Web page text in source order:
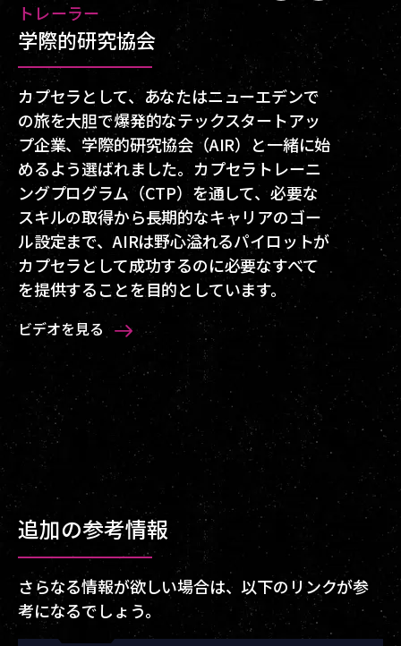
トレーラー
学際的研究協会
カプセラとして、あなたはニューエデンで
の旅を大胆で爆発的なテックスタートアッ
プ企業、学際的研究協会（AIR）と一緒に始
めるよう選ばれました。カプセラトレーニ
ングプログラム（CTP）を通して、必要な
スキルの取得から長期的なキャリアのゴー
ル設定まで、AIRは野心溢れるパイロットが
カプセラとして成功するのに必要なすべて
を提供することを目的としています。
ビデオを見る
探検家
探索には夢がある
何から始めるか決めてしまえば、あなたと
星々のあいだを遮るものは一切ありませ
ん。EVE Onlineで探索の道を選んだら、宇
宙船に乗って、遥か彼方にある神秘的で美
しく、ときに危険な未知の宇宙へ旅に出る
のです。
ビデオを見る
EVEアカデミ
選択肢を見つけよう
このチュートリアル動画とゲーム内チュー
トリアルの両方を活用して、EVE Onlineに
おける天職を見つけましょう。キャラクタ
ー作成に関する情報や艦載AIの『オー
ラ』、そして非常に多様なキャリアパスを
紹介しているので、この動画を見れば、あ
る程度の将来像を持てるようになれます。
エースソロパイロット？ 海賊行為を働く傭
兵？ あるいはコーポレーションのCEO？ そ
れ以外の道もあります。決めるのはあなた
です。
ビデオを見る
インダストリアリスト
採掘と資源採取
ニューエデンで何かを作るのに必要な原材
料の多くは、ほぼすべてのシステムに存在
するアステロイドや鉱石サイトで見つける
ことができます。宇宙を探索していると、
ガス雲やアイスベルト、衛星、さらには船
の残骸をサルベージするチャンスなどに遭
遇し、それぞれ資源を収集することができ
ます。そのうちに、さまざまな産業プロセ
スで使用する、膨大な量の資源を採掘、収
集する方法が分かってくるはずです。とは
いえ、資源採取を始めるだけなら簡単で
す。
ビデオを見る
- インダストリアリスト
高度なマーケットでのトレードと投
資
公開マーケットでのトレードは、一度に大
量の商品を売買することで、それ自体がキ
ャリアとなります。税金を減らすためのス
キルを磨いたり、ステーションを所有する
NPCコーポレーションのためにミッション
をこなしたりすることで、利益率が向上し
ていきます。パイロットがトレーディング
活動だけで生計を立てることは十分可能で
す。機知に富んだカプセラであれば、遠く
離れた地域で一般的に購入されるものを調
査し、運搬船を使ってマージンを上乗せし
たアイテムを持って行くことで、簡単にお金
を稼ぐこともできます
ビデオを見る
エンフォーサー
基本ミッション
EVEにおけるミッションには3つのタイプが
存在します。戦闘艦を使用して海賊の脅威
などを排除する「セキュリティ」、エージ
ェントの依頼でISKと交換に鉱石を集める
「採掘」、輸送艦などを使用して物資を運
ぶ「流通」です。こうしたミッションは、
NeoComの「エージェンシー」の「エージ
ェントファインダー」からアクセスした
NPCエージェントに話しかけると見つかり
ます。ミッションは難易度に応じて1から5
までのレベルに分類されています
ビデオを見る
ソルジャーオブフォーチュン
国家間戦争
国家間戦争（FW）では、4つの種族のうち
の1つと手を結び、その義勇兵として敵対勢
力のプレイヤーと戦うことになります。国
家間戦争は、カルダリ・ガレンテ、アマ
ー・ミンマターのいずれかのローセク戦域
で行われますが、義勇兵に参加すると敵対
する種族との戦争に巻き込まれ、ハイセク
の移動がより危険なものになります。
ビデオを見る
追加の参考情報
さらなる情報が欲しい場合は、以下のリンクが参
考になるでしょう。